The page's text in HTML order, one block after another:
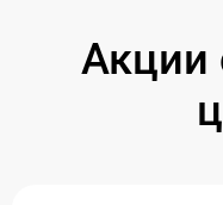
Акции